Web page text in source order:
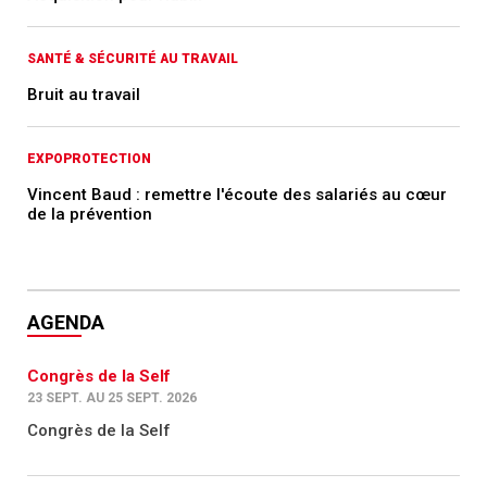
SANTÉ & SÉCURITÉ AU TRAVAIL
Bruit au travail
EXPOPROTECTION
Vincent Baud : remettre l'écoute des salariés au cœur
de la prévention
AGENDA
Congrès de la Self
23 SEPT. AU 25 SEPT. 2026
Congrès de la Self